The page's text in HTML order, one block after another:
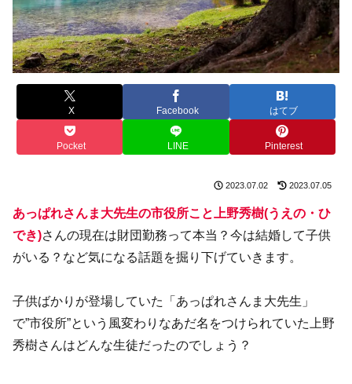
X Facebook はてブ
Pocket LINE Pinterest
2023.07.02 2023.07.05
あっぱれさんま大先生の市役所こと上野秀樹(うえの・ひ
でき)さんの現在は財団勤務って本当？今は結婚して子供
がいる？など気になる話題を掘り下げていきます。
子供ばかりが登場していた「あっぱれさんま大先生」
で”市役所”という風変わりなあだ名をつけられていた上野
秀樹さんはどんな生徒だったのでしょう？